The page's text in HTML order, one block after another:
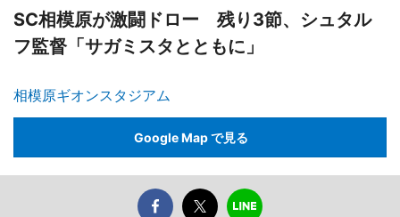
SC相模原が激闘ドロー 残り3節、シュタル
フ監督「サガミスタとともに」
相模原ギオンスタジアム
Google Map で見る